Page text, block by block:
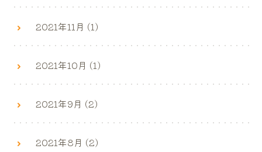
2021年11月 (1)
2021年10月 (1)
2021年9月 (2)
2021年8月 (2)